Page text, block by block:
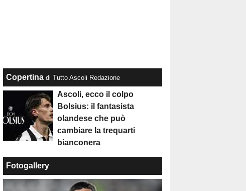
Copertina di Tutto Ascoli Redazione
Ascoli, ecco il colpo
Bolsius: il fantasista
olandese che può
cambiare la trequarti
bianconera
Fotogallery